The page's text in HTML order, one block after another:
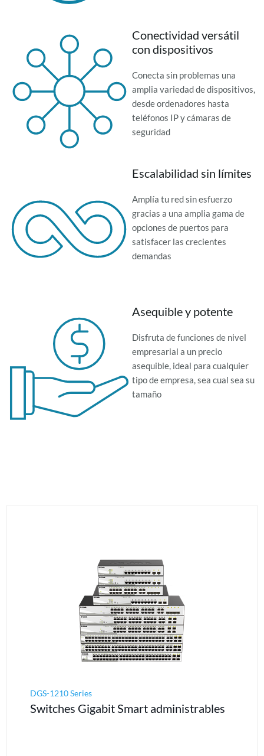
Conectividad versátil
con dispositivos
Conecta sin problemas una
amplia variedad de dispositivos,
desde ordenadores hasta
teléfonos IP y cámaras de
seguridad
Escalabilidad sin límites
Amplía tu red sin esfuerzo
gracias a una amplia gama de
opciones de puertos para
satisfacer las crecientes
demandas
Asequible y potente
Disfruta de funciones de nivel
empresarial a un precio
asequible, ideal para cualquier
tipo de empresa, sea cual sea su
tamaño
DGS-1210 Series
Switches Gigabit Smart administrables